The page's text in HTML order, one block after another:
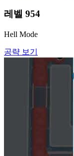
레벨 954
Hell Mode
공략 보기